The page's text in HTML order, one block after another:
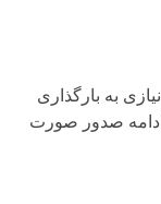
به بارگذاری
صدور صورت